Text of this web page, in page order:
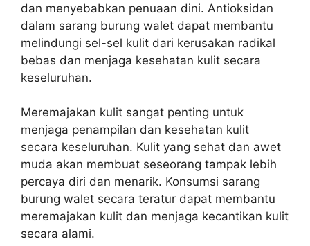
dan menyebabkan penuaan dini. Antioksidan
dalam sarang burung walet dapat membantu
melindungi sel-sel kulit dari kerusakan radikal
bebas dan menjaga kesehatan kulit secara
keseluruhan.
Meremajakan kulit sangat penting untuk
menjaga penampilan dan kesehatan kulit
secara keseluruhan. Kulit yang sehat dan awet
muda akan membuat seseorang tampak lebih
percaya diri dan menarik. Konsumsi sarang
burung walet secara teratur dapat membantu
meremajakan kulit dan menjaga kecantikan kulit
secara alami.